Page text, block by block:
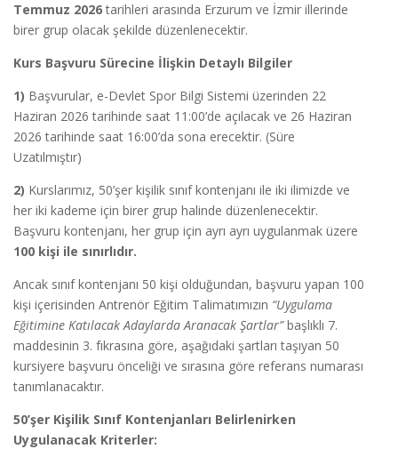
Temmuz 2026tarihleri arasında Erzurum ve İzmir illerinde
birer grup olacak şekilde düzenlenecektir.
Kurs Başvuru Sürecine İlişkin Detaylı Bilgiler
1) Başvurular, e-Devlet Spor Bilgi Sistemi üzerinden 22
Haziran 2026 tarihinde saat 11:00’de açılacak ve 26 Haziran
2026 tarihinde saat 16:00’da sona erecektir. (Süre
Uzatılmıştır)
2) Kurslarımız, 50’şer kişilik sınıf kontenjanı ile iki ilimizde ve
her iki kademe için birer grup halinde düzenlenecektir.
Başvuru kontenjanı, her grup için ayrı ayrı uygulanmak üzere
100 kişi ile sınırlıdır.
Ancak sınıf kontenjanı 50 kişi olduğundan, başvuru yapan 100
kişi içerisinden Antrenör Eğitim Talimatımızın “Uygulama
Eğitimine Katılacak Adaylarda Aranacak Şartlar”başlıklı 7.
maddesinin 3. fıkrasına göre, aşağıdaki şartları taşıyan 50
kursiyere başvuru önceliği ve sırasına göre referans numarası
tanımlanacaktır.
50’şer Kişilik Sınıf Kontenjanları Belirlenirken
Uygulanacak Kriterler: